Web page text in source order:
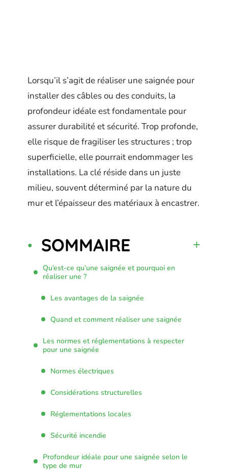
Lorsqu’il s’agit de réaliser une saignée pour
installer des câbles ou des conduits, la
profondeur idéale est fondamentale pour
assurer durabilité et sécurité. Trop profonde,
elle risque de fragiliser les structures ; trop
superficielle, elle pourrait endommager les
installations. La clé réside dans un juste
milieu, souvent déterminé par la nature du
mur et l’épaisseur des matériaux à encastrer.
SOMMAIRE
Qu’est-ce qu’une saignée et pourquoi en
réaliser une ?
Les avantages de la saignée
Quand et comment réaliser une saignée
Les normes et réglementations à respecter
pour une saignée
Normes électriques
Considérations structurelles
Réglementations locales
Sécurité incendie
Profondeur idéale pour une saignée selon le
type de mur